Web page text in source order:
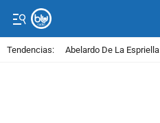
Tendencias: Abelardo De La Espriella